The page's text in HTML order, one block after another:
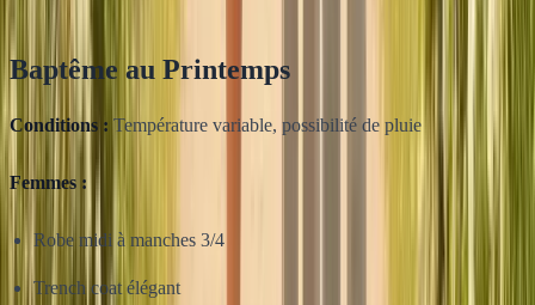
Baptême au Printemps
Conditions : Température variable, possibilité de pluie
Femmes :
Robe midi à manches 3/4
Trench coat élégant